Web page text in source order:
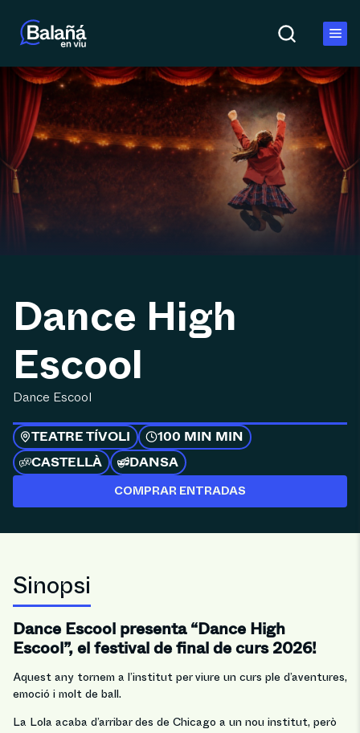
Dance High
Escool
Dance Escool
TEATRE TÍVOLI
100 MIN MIN
CASTELLÀ
DANSA
COMPRAR ENTRADAS
Sinopsi
Dance Escool presenta “Dance High
Escool”, el festival de final de curs 2026!
Aquest any tornem a l’institut per viure un curs ple d’aventures,
emoció i molt de ball.
La Lola acaba d’arribar des de Chicago a un nou institut, però